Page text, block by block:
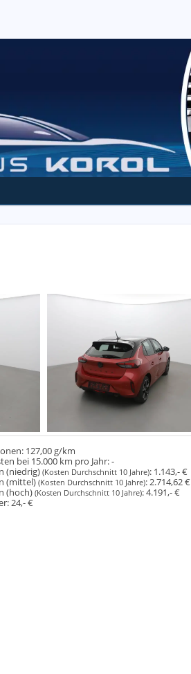
127,00 g/km
bei 15.000 km pro Jahr:-
(niedrig) (Kosten Durchschnitt 10 Jahre): 1.143,- €
(mittel)(Kosten Durchschnitt 10 Jahre):2.714,62 €
(hoch)(Kosten Durchschnitt 10 Jahre):4.191,- €
24,- €